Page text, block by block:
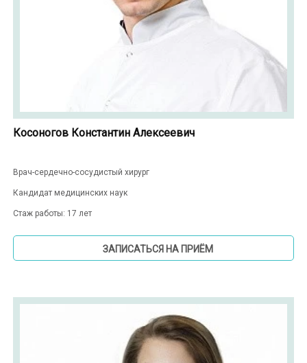
Косоногов Константин Алексеевич
Врач-сердечно-сосудистый хирург
Кандидат медицинских наук
Стаж работы: 17 лет
ЗАПИСАТЬСЯ НА ПРИЁМ